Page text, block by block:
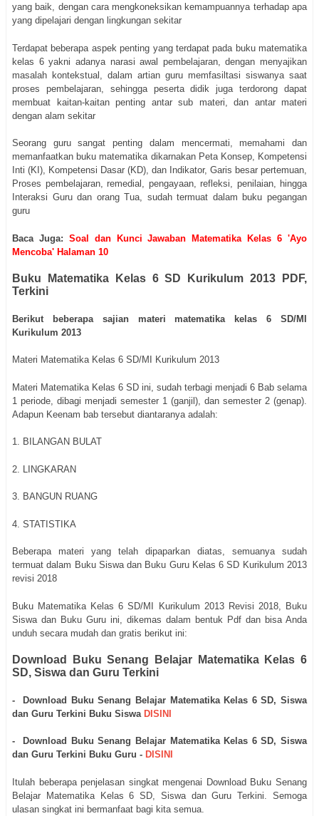
yang baik, dengan cara mengkoneksikan kemampuannya terhadap apa
yang dipelajari dengan lingkungan sekitar
Terdapat beberapa aspek penting yang terdapat pada buku matematika
kelas 6 yakni adanya narasi awal pembelajaran, dengan menyajikan
masalah kontekstual, dalam artian guru memfasiltasi siswanya saat
proses pembelajaran, sehingga peserta didik juga terdorong dapat
membuat kaitan-kaitan penting antar sub materi, dan antar materi
dengan alam sekitar
Seorang guru sangat penting dalam mencermati, memahami dan
memanfaatkan buku matematika dikarnakan Peta Konsep, Kompetensi
Inti (KI), Kompetensi Dasar (KD), dan Indikator, Garis besar pertemuan,
Proses pembelajaran, remedial, pengayaan, refleksi, penilaian, hingga
Interaksi Guru dan orang Tua, sudah termuat dalam buku pegangan
guru
Baca Juga: Soal dan Kunci Jawaban Matematika Kelas 6 'Ayo
Mencoba' Halaman 10
Buku Matematika Kelas 6 SD Kurikulum 2013 PDF,
Terkini
Berikut beberapa sajian materi matematika kelas 6 SD/MI
Kurikulum 2013
Materi Matematika Kelas 6 SD/MI Kurikulum 2013
Materi Matematika Kelas 6 SD ini, sudah terbagi menjadi 6 Bab selama
1 periode, dibagi menjadi semester 1 (ganjil), dan semester 2 (genap).
Adapun Keenam bab tersebut diantaranya adalah:
1. BILANGAN BULAT
2. LINGKARAN
3. BANGUN RUANG
4. STATISTIKA
Beberapa materi yang telah dipaparkan diatas, semuanya sudah
termuat dalam Buku Siswa dan Buku Guru Kelas 6 SD Kurikulum 2013
revisi 2018
Buku Matematika Kelas 6 SD/MI Kurikulum 2013 Revisi 2018, Buku
Siswa dan Buku Guru ini, dikemas dalam bentuk Pdf dan bisa Anda
unduh secara mudah dan gratis berikut ini:
Download Buku Senang Belajar Matematika Kelas 6
SD, Siswa dan Guru Terkini
- Download Buku Senang Belajar Matematika Kelas 6 SD, Siswa
dan Guru Terkini Buku Siswa DISINI
- Download Buku Senang Belajar Matematika Kelas 6 SD, Siswa
dan Guru Terkini Buku Guru - DISINI
Itulah beberapa penjelasan singkat mengenai Download Buku Senang
Belajar Matematika Kelas 6 SD, Siswa dan Guru Terkini. Semoga
ulasan singkat ini bermanfaat bagi kita semua.